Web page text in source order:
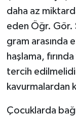
daha az
eden Öğr. Gör.
gram arasında
haşlama,
tercih
kavurmalardan
Çocuklarda